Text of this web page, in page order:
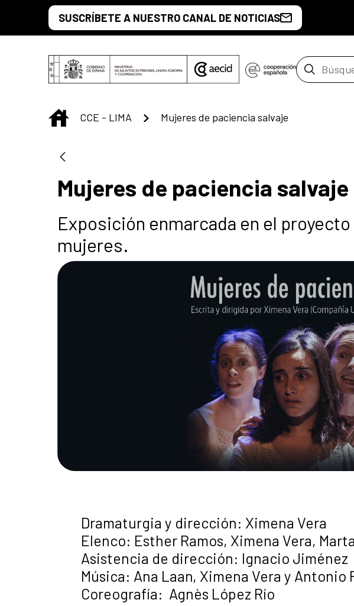
Saltar al contenido principal
SUSCRÍBETE A NUESTRO CANAL DE NOTICIAS
Barra
INICIO
CCE - LIMA Mujeres de paciencia salvaje
Mujeres de paciencia salvaje
Exposición enmarcada en el
mujeres.
Dramaturgia y dirección: Ximena Vera
Elenco: Esther Ramos, Ximena Vera,
Asistencia de dirección: Ignacio Jiménez
Música: Ana Laan, Ximena Vera y Antonio
Coreografía: Agnès López Río